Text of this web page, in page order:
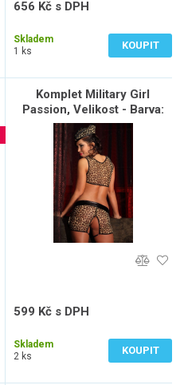
656 Kč s DPH
Skladem
1 ks
KOUPIT
Komplet Military Girl
Passion, Velikost - Barva:
L/XL - Dle fota
599 Kč s DPH
Skladem
2 ks
KOUPIT